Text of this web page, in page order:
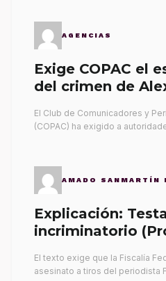
AGENCIAS
Exige COPAC el
del crimen de
El Club de Comunicadores y
(COPAC) ha exigido a
AMADO SANMARTÍN
Explicación:
incriminatorio
El texto exige que la Fiscalía
asesinato a tiros del periodista